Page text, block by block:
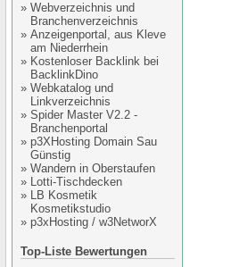
» Webverzeichnis und
Branchenverzeichnis
» Anzeigenportal, aus Kleve
am Niederrhein
» Kostenloser Backlink bei
BacklinkDino
» Webkatalog und
Linkverzeichnis
» Spider Master V2.2 -
Branchenportal
» p3XHosting Domain Sau
Günstig
» Wandern in Oberstaufen
» Lotti-Tischdecken
» LB Kosmetik
Kosmetikstudio
» p3xHosting / w3NetworX
Top-Liste Bewertungen